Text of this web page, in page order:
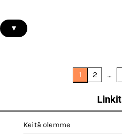
▾
1 2 …
Linkit
Keitä olemme